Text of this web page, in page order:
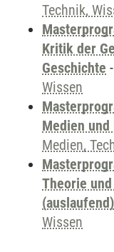
Technik,
Kritik der
Geschichte -
Wissen
Medien
Medien,
Theorie
(auslaufend)
Wissen